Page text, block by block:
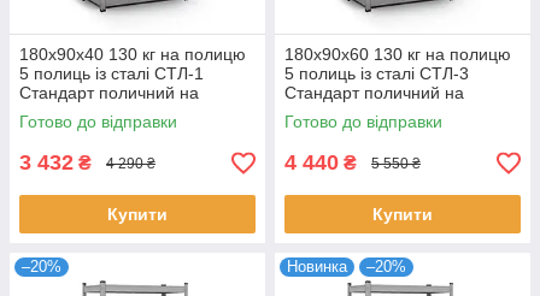
180х90х40 130 кг на полицю
5 полиць із сталі СТЛ-1
Стандарт поличний на
зачепах торговий
оцинкований
Готово до відправки
3 432 ₴ 4 290 ₴
Купити
180х90х60 130 кг на полицю
5 полиць із сталі СТЛ-3
Стандарт поличний на
зачепах торговий
оцинкований
Готово до відправки
4 440 ₴ 5 550 ₴
Купити
–20% Новинка –20%